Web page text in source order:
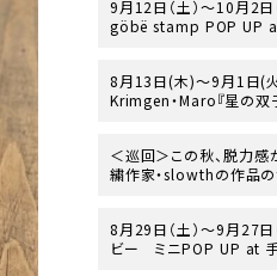
9月12日（土）〜10月2日
göbë stamp POP UP
8月13日(木)〜9月1日(
Krimgen・Maro『星の双
＜巡回＞この秋、脱力感
繍作家・slowthの作品の
8月29日（土）〜9月27日
ビー ミニPOP UP at